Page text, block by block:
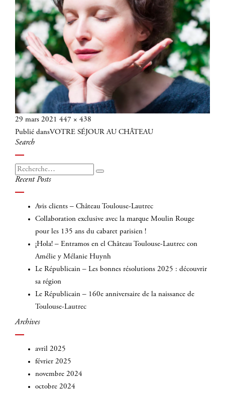
Publié
le
29 mars 2021 Taille
réelle
447 × 438
Navigation
de
l’article
Publié dansVOTRE SÉJOUR AU CHÂTEAU
Search
Recherche
pour
:
Recherche
Recent Posts
Avis clients – Château Toulouse-Lautrec
Collaboration exclusive avec la marque Moulin Rouge
pour les 135 ans du cabaret parisien !
¡Hola! – Entramos en el Château Toulouse-Lautrec con
Amélie y Mélanie Huynh
Le Républicain – Les bonnes résolutions 2025 : découvrir
sa région
Le Républicain – 160e anniversaire de la naissance de
Toulouse-Lautrec
Archives
avril 2025
février 2025
novembre 2024
octobre 2024